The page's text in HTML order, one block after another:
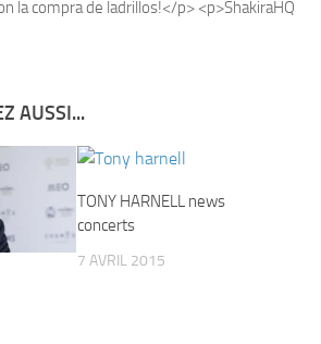
AUSSI...
TONY HARNELL news
concerts
7 AVRIL 2015